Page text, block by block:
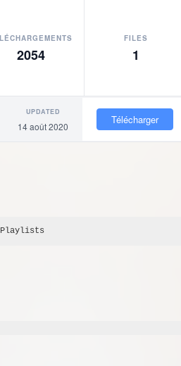
2054
FILES
1
UPDATED
14 août 2020
Télécharger
Playlists